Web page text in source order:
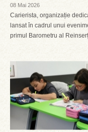
08 Mai 2026
Carierista, organizație
lansat în cadrul unui
primul Barometru al